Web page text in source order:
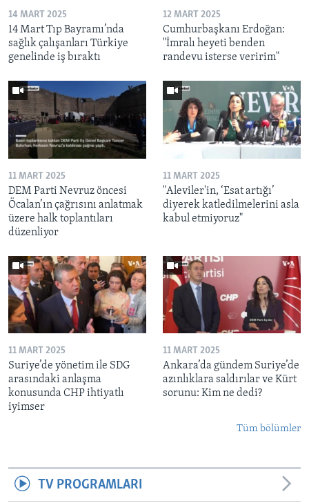
14 MART 2025
14 Mart Tıp Bayramı’nda
sağlık çalışanları Türkiye
genelinde iş bıraktı
12 MART 2025
Cumhurbaşkanı Erdoğan:
"İmralı heyeti benden
randevu isterse veririm"
11 MART 2025
DEM Parti Nevruz öncesi
Öcalan’ın çağrısını anlatmak
üzere halk toplantıları
düzenliyor
11 MART 2025
"Aleviler'in, ‘Esat artığı’
diyerek katledilmelerini asla
kabul etmiyoruz"
11 MART 2025
Suriye’de yönetim ile SDG
arasındaki anlaşma
konusunda CHP ihtiyatlı
iyimser
11 MART 2025
Ankara’da gündem Suriye’de
azınlıklara saldırılar ve Kürt
sorunu: Kim ne dedi?
Tüm bölümler
TV PROGRAMLARI